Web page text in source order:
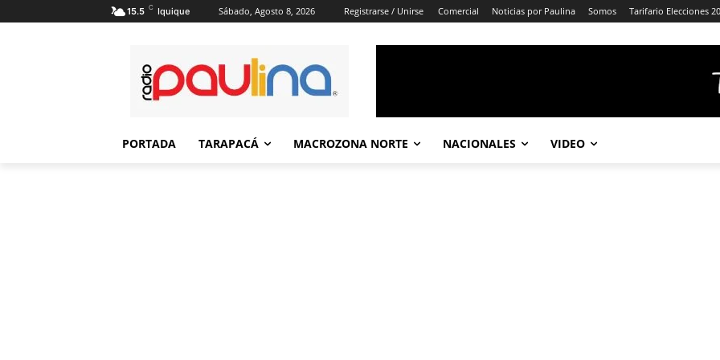
15.5 C Iquique Sábado, Agosto 8, 2026 Registrarse / Unirse Comercial Noticias por Paulina Somos Tarifario Elecciones
PORTADA TARAPACÁ MACROZONA NORTE NACIONALES VIDEO